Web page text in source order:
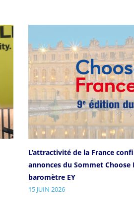
L’attractivité de la France
annonces du Sommet Choose
baromètre EY
15 JUIN 2026